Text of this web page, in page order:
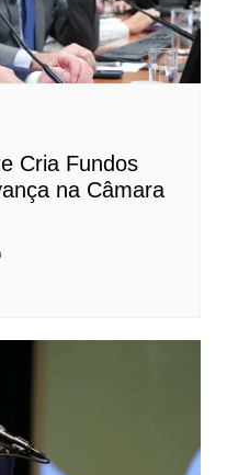
Cria Fundos
na Câmara